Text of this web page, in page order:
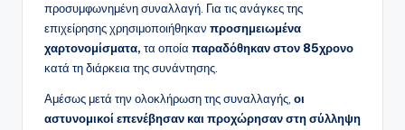
προσυμφωνημένη συναλλαγή. Για τις ανάγκες της
επιχείρησης χρησιμοποιήθηκαν προσημειωμένα
χαρτονομίσματα, τα οποία παραδόθηκαν στον 85χρονο
κατά τη διάρκεια της συνάντησης.
Αμέσως μετά την ολοκλήρωση της συναλλαγής, οι
αστυνομικοί επενέβησαν και προχώρησαν στη σύλληψη